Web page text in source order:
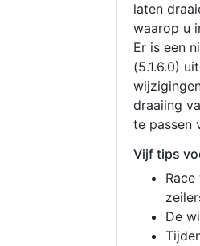
laten
waarop u
Er is een
(5.1.6.0)
draaiing
te passen
Vijf tips
De